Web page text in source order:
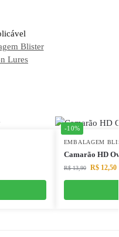
Blister
Lures
-10%
EMBALAGEM
Camarão HD
R$13,90 R$12,50